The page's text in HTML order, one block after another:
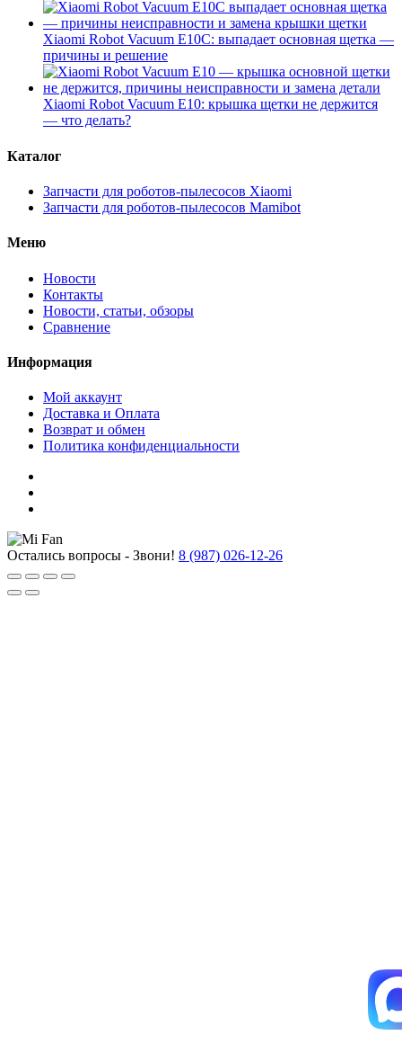
Xiaomi Robot Vacuum E10C: выпадает основная щетка —
причины и решение
Xiaomi Robot Vacuum E10: крышка щетки не держится
— что делать?
Каталог
Запчасти для роботов-пылесосов Xiaomi
Запчасти для роботов-пылесосов Mamibot
Меню
Новости
Контакты
Новости, статьи, обзоры
Сравнение
Информация
Мой аккаунт
Доставка и Оплата
Возврат и обмен
Политика конфиденциальности
Остались вопросы - Звони! 8 (987) 026-12-26